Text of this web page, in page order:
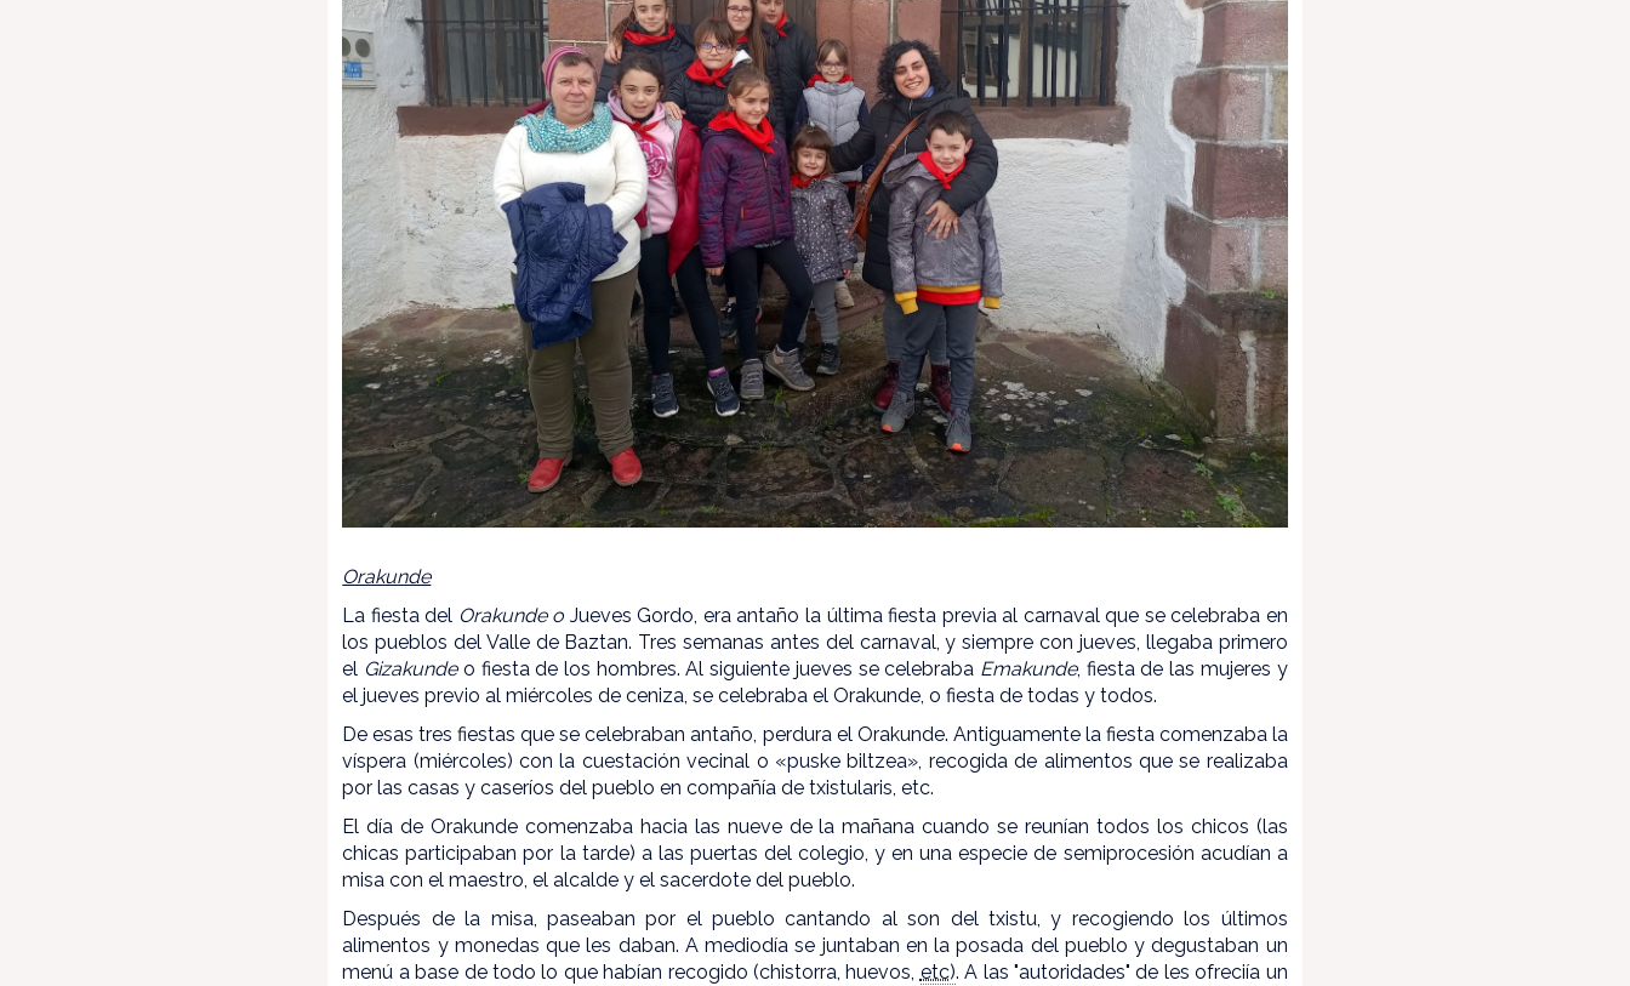
Orakunde
La fiesta del Orakunde o Jueves Gordo, era antaño la última fiesta previa al carnaval que se celebraba en
los pueblos del Valle de Baztan. Tres semanas antes del carnaval, y siempre con jueves, llegaba primero
el Gizakundeo fiesta de los hombres. Al siguiente jueves se celebraba Emakunde, fiesta de las mujeres y
el jueves previo al miércoles de ceniza, se celebraba el Orakunde, o fiesta de todas y todos.
De esas tres fiestas que se celebraban antaño, perdura el Orakunde. Antiguamente la fiesta comenzaba la
víspera (miércoles) con la cuestación vecinal o «puske biltzea», recogida de alimentos que se realizaba
por las casas y caseríos del pueblo en compañía de txistularis, etc.
El día de Orakunde comenzaba hacia las nueve de la mañana cuando se reunían todos los chicos (las
chicas participaban por la tarde) a las puertas del colegio, y en una especie de semiprocesión acudían a
misa con el maestro, el alcalde y el sacerdote del pueblo.
Después de la misa, paseaban por el pueblo cantando al son del txistu, y recogiendo los últimos
alimentos y monedas que les daban. A mediodía se juntaban en la posada del pueblo y degustaban un
menú a base de todo lo que habían recogido (chistorra, huevos, etc). A las "autoridades" de les ofreciía un